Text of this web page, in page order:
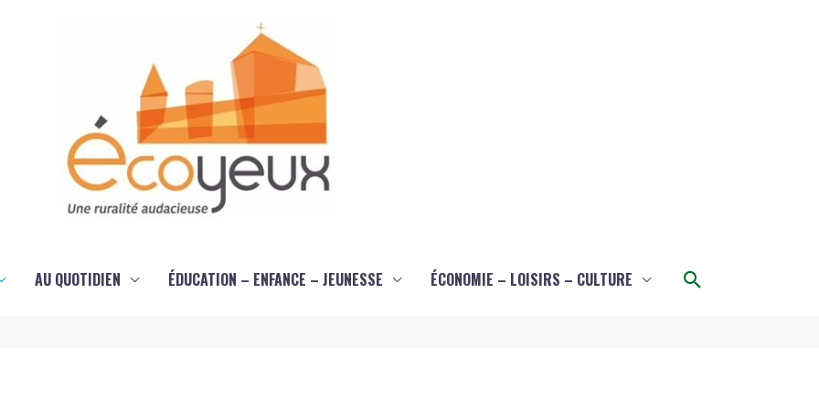
AU QUOTIDIEN ÉDUCATION – ENFANCE – JEUNESSE ÉCONOMIE – LOISIRS – CULTURE Rechercher